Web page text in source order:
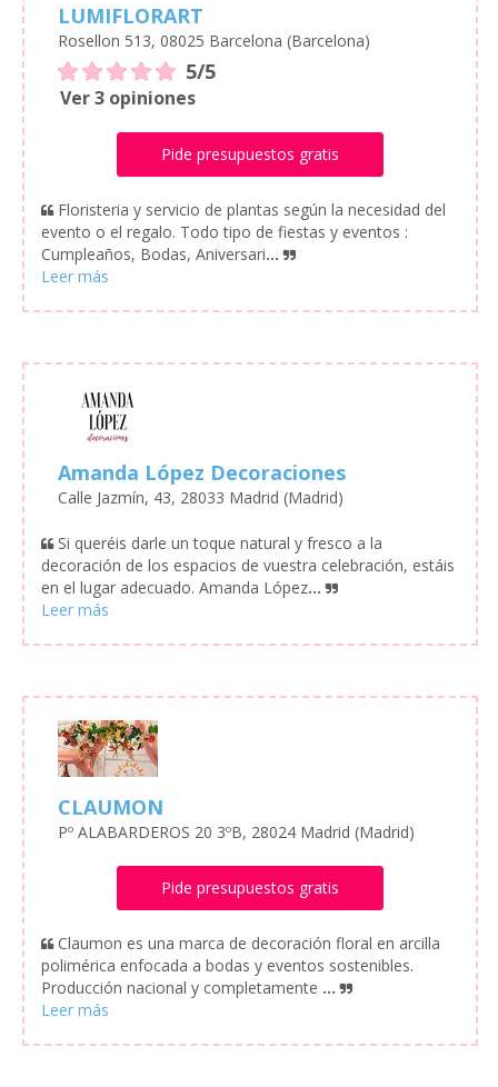
LUMIFLORART
Rosellon 513, 08025 Barcelona (Barcelona)
5/5
Ver 3 opiniones
Pide presupuestos gratis
Floristeria y servicio de plantas según la necesidad del
evento o el regalo. Todo tipo de fiestas y eventos :
Cumpleaños, Bodas, Aniversari...
Amanda López Decoraciones
Calle Jazmín, 43, 28033 Madrid (Madrid)
Si queréis darle un toque natural y fresco a la
decoración de los espacios de vuestra celebración, estáis
en el lugar adecuado. Amanda López...
CLAUMON
Pº ALABARDEROS 20 3ºB, 28024 Madrid (Madrid)
Pide presupuestos gratis
Claumon es una marca de decoración floral en arcilla
polimérica enfocada a bodas y eventos sostenibles.
Producción nacional y completamente ...